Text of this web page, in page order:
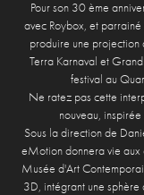
Pour son 30ème
avec Roybox, et
produire une
Terra Karnaval et
festival au
Ne ratez pas cette
nouveau,
Sous la direction de
eMotiondonnera vie aux
Musée d'Art
3D, intégrant une sphère